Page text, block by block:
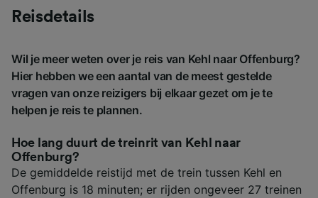
Reisdetails
Wil je meer weten over je reis van Kehl naar Offenburg?
Hier hebben we een aantal van de meest gestelde
vragen van onze reizigers bij elkaar gezet om je te
helpen je reis te plannen.
Hoe lang duurt de treinrit van Kehl naar
Offenburg?
De gemiddelde reistijd met de trein tussen Kehl en
Offenburg is 18 minuten; er rijden ongeveer 27 treinen